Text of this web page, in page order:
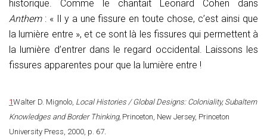
historique. Comme le chantait Leonard Cohen dans
Anthem : « Il y a une fissure en toute chose, c’est ainsi que
la lumière entre », et ce sont là les fissures qui permettent à
la lumière d’entrer dans le regard occidental. Laissons les
fissures apparentes pour que la lumière entre !
1Walter D. Mignolo, Local Histories / Global Designs: Coloniality, Subaltern
Knowledges and Border Thinking, Princeton, New Jersey, Princeton
University Press, 2000, p. 67.